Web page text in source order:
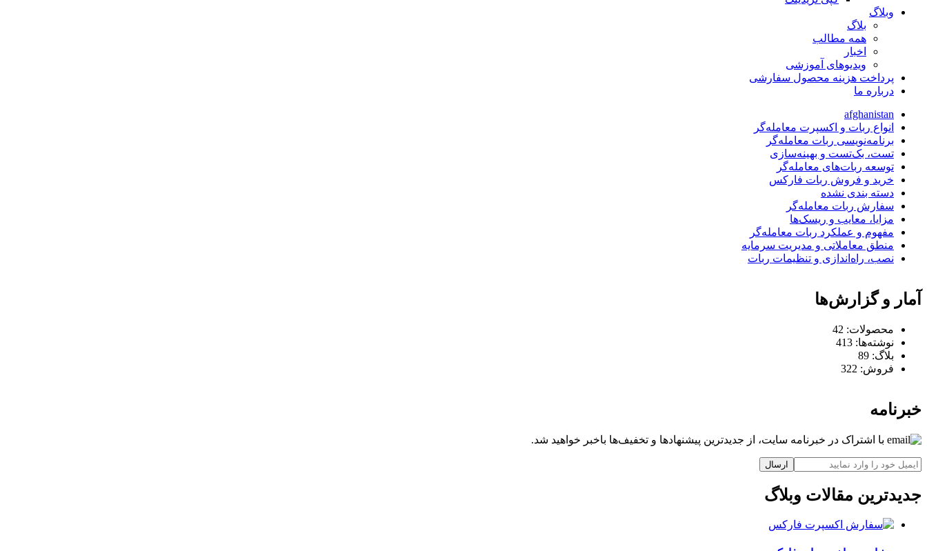
وبلاگ
بلاگ
همه مطالب
اخبار
ویدیوهای آموزشی
پرداخت هزینه محصول سفارشی
درباره ما
afghanistan
انواع ربات و اکسپرت معامله‌گر
برنامه‌نویسی ربات معامله‌گر
تست، بک‌تست و بهینه‌سازی
توسعه ربات‌های معامله‌گر
خرید و فروش ربات فارکس
دسته بندی نشده
سفارش ربات معامله‌گر
مزایا، معایب و ریسک‌ها
مفهوم و عملکرد ربات معامله‌گر
منطق معاملاتی و مدیریت سرمایه
نصب، راه‌اندازی و تنظیمات ربات
آمار و گزارش‌ها
محصولات: 42
نوشته‌ها: 413
بلاگ: 89
فروش: 322
خبرنامه
با اشتراک در خبرنامه سایت، از جدیدترین پیشنهادها و تخفیف‌ها باخبر خواهید شد.
ارسال
جدیدترین مقالات وبلاگ